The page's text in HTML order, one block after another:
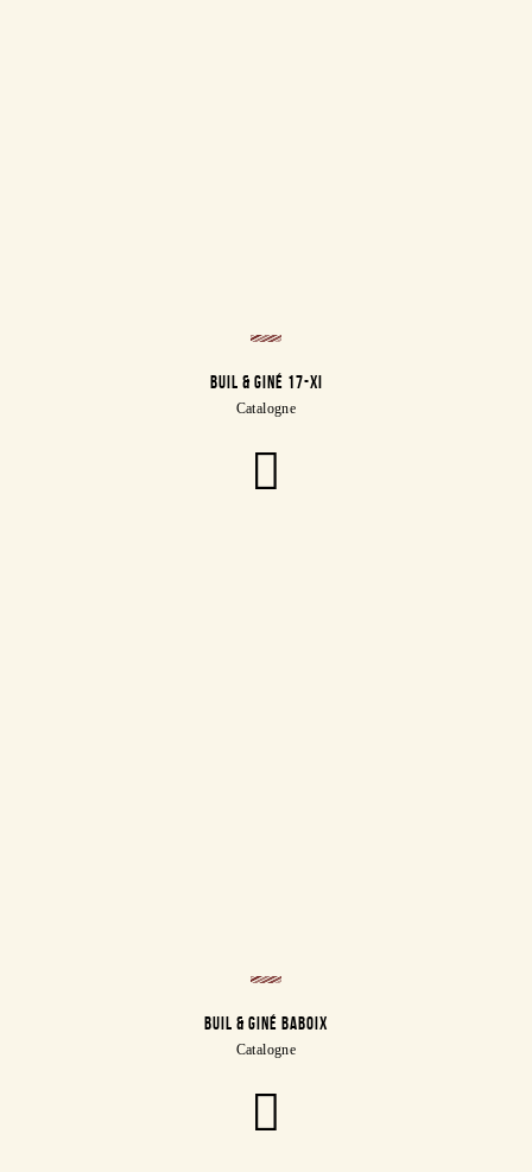
BUIL & GINÉ 17-XI
Catalogne
BUIL & GINÉ BABOIX
Catalogne